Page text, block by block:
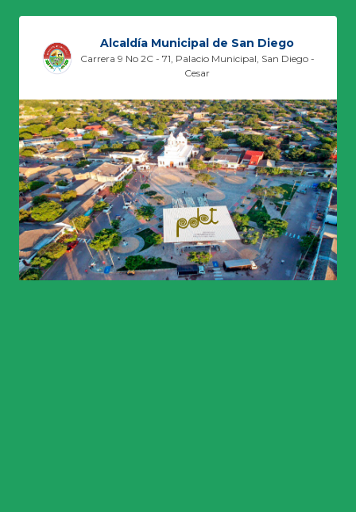
Alcaldía Municipal de San Diego
Carrera 9 No 2C - 71, Palacio Municipal, San Diego -
Cesar